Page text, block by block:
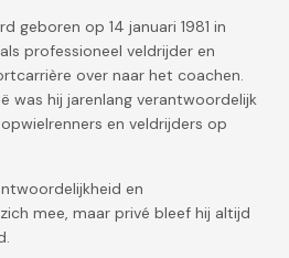
geboren op 14 januari 1981 in
professioneel veldrijder en
over naar het coachen.
was hij jarenlang verantwoordelijk
en veldrijders op
en
mee, maar privé bleef hij altijd